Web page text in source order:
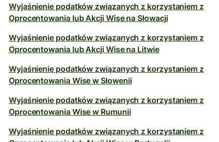
Wyjaśnienie podatków związanych z korzystaniem z
Oprocentowania lub Akcji Wise na Słowacji
Wyjaśnienie podatków związanych z korzystaniem z
Oprocentowania lub Akcji Wise na Litwie
Wyjaśnienie podatków związanych z korzystaniem z
Oprocentowania Wise w Słowenii
Wyjaśnienie podatków związanych z korzystaniem z
Oprocentowania Wise w Rumunii
Wyjaśnienie podatków związanych z korzystaniem z